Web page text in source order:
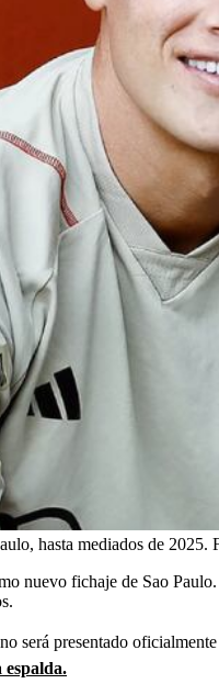
hasta mediados de 2025.
nuevo fichaje de Sao
será presentado
espalda.